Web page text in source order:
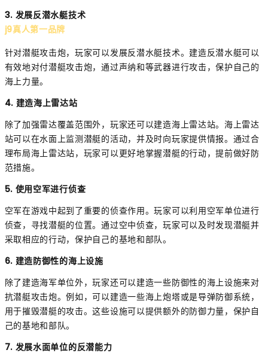
3. 发展反潜水艇技术
j9真人第一品牌
针对潜艇攻击炮，玩家可以发展反潜水艇技术。建造反潜水艇可以
有效地对付潜艇攻击炮，通过声纳和等武器进行攻击，保护自己的
海上力量。
4. 建造海上雷达站
除了加强雷达覆盖范围外，玩家还可以建造海上雷达站。海上雷达
站可以在水面上监测潜艇的活动，并及时向玩家提供情报。通过合
理布局海上雷达站，玩家可以更好地掌握潜艇的行动，提前做好防
范措施。
5. 使用空军进行侦查
空军在游戏中起到了重要的侦查作用。玩家可以利用空军单位进行
侦查，寻找潜艇的位置。通过空中侦查，玩家可以及时发现潜艇并
采取相应的行动，保护自己的基地和部队。
6. 建造防御性的海上设施
除了建造海军单位外，玩家还可以建造一些防御性的海上设施来对
抗潜艇攻击炮。例如，可以建造一些海上炮塔或是导弹防御系统，
用于摧毁潜艇的攻击。这些设施可以提供额外的防御力量，保护自
己的基地和部队。
7. 发展水面单位的反潜能力